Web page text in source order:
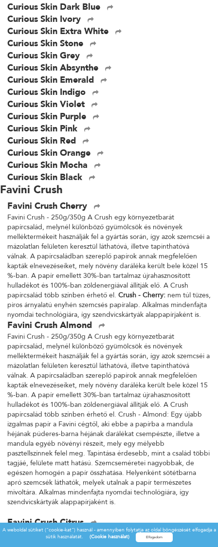
Curious Skin Dark Blue
Curious Skin Ivory
Curious Skin Extra White
Curious Skin Stone
Curious Skin Grey
Curious Skin Absynthe
Curious Skin Emerald
Curious Skin Indigo
Curious Skin Violet
Curious Skin Purple
Curious Skin Pink
Curious Skin Red
Curious Skin Orange
Curious Skin Mocha
Curious Skin Black
Favini Crush
Favini Crush Cherry
Favini Crush - 250g/350g A Crush egy környezetbarát
papírcsalád, melynél különböző gyümölcsök és növények
melléktermékeit használják fel a gyártás során, így azok szemcséi a
mázolatlan felületen keresztül láthatóvá, illetve tapinthatóvá
válnak. A papírcsaládban szereplő papírok annak megfelelően
kapták elnevezéseiket, mely növény daráléka került bele közel 15
%-ban. A papír emellett 30%-ban tartalmaz újrahasznosított
hulladékot és 100%-ban zöldenergiával állítják elő. A Crush
papírcsalád több színben érhető el. Crush - Cherry: nem túl tüzes,
piros árnyalatú enyhén szemcsés papíralap. Alkalmas mindenfajta
nyomdai technológiára, így szendvicskártyák alappapírjaként is.
Favini Crush Almond
Favini Crush - 250g/350g A Crush egy környezetbarát
papírcsalád, melynél különböző gyümölcsök és növények
melléktermékeit használják fel a gyártás során, így azok szemcséi a
mázolatlan felületen keresztül láthatóvá, illetve tapinthatóvá
válnak. A papírcsaládban szereplő papírok annak megfelelően
kapták elnevezéseiket, mely növény daráléka került bele közel 15
%-ban. A papír emellett 30%-ban tartalmaz újrahasznosított
hulladékot és 100%-ban zöldenergiával állítják elő. A Crush
papírcsalád több színben érhető el. Crush - Almond: Egy újabb
izgalmas papír a Favini cégtől, aki ebbe a papírba a mandula
héjának púderes-barna héjának darálékat csempészte, illetve a
mandula egyéb növényi részeit, mely egy mélyebb
pasztellszínnek felel meg. Tapintása érdesebb, mint a család többi
tagjáé, felülete matt hatású. Szemcseméretei nagyobbak, de
egészen homogén a papír összhatása. Helyenként sötétbarna
apró szemcsék láthatók, melyek utalnak a papír természetes
mivoltára. Alkalmas mindenfajta nyomdai technológiára, így
szendvicskártyák alappapírjaként is.
Favini Crush Citrus
Favini Crush - 250g/350g A Crush egy környezetbarát
papírcsalád, melynél különböző gyümölcsök és növények
A weboldal sütiket ("cookie-kat") használ - amennyiben folytatja az oldal böngészését elfogadja a
sütik használatát.
(Cookie használat)